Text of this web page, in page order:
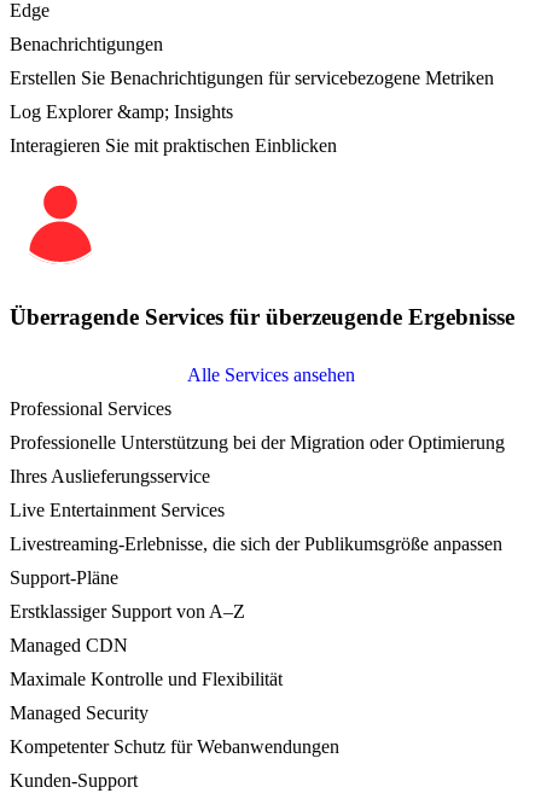
Edge
Benachrichtigungen
Erstellen Sie Benachrichtigungen für servicebezogene Metriken
Log Explorer &amp; Insights
Interagieren Sie mit praktischen Einblicken
Überragende Services für überzeugende Ergebnisse
Alle Services ansehen
Professional Services
Professionelle Unterstützung bei der Migration oder Optimierung
Ihres Auslieferungsservice
Live Entertainment Services
Livestreaming-Erlebnisse, die sich der Publikumsgröße anpassen
Support-Pläne
Erstklassiger Support von A–Z
Managed CDN
Maximale Kontrolle und Flexibilität
Managed Security
Kompetenter Schutz für Webanwendungen
Kunden-Support